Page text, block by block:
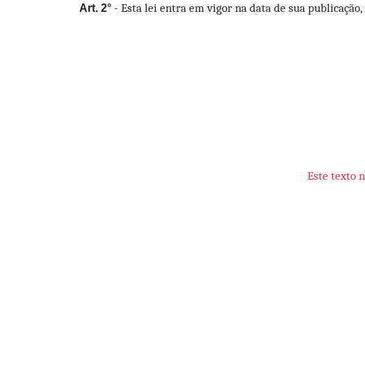
Art. 2° - Esta lei entra em vigor na data de sua
Este texto